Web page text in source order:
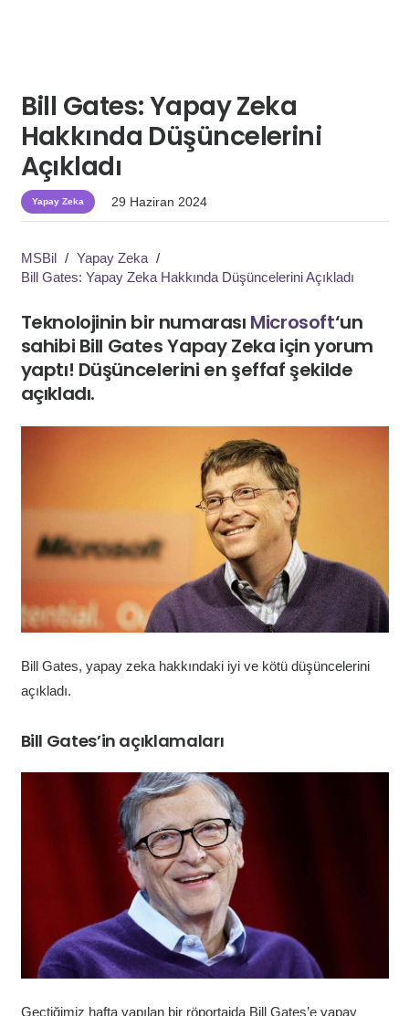
Bill Gates: Yapay Zeka
Hakkında Düşüncelerini
Açıkladı
Yapay Zeka 29 Haziran 2024
MSBil / Yapay Zeka /
Bill Gates: Yapay Zeka Hakkında Düşüncelerini Açıkladı
Teknolojinin bir numarası Microsoft‘un
sahibi Bill Gates Yapay Zeka için yorum
yaptı! Düşüncelerini en şeffaf şekilde
açıkladı.
Bill Gates, yapay zeka hakkındaki iyi ve kötü düşüncelerini
açıkladı.
Bill Gates’in açıklamaları
Geçtiğimiz hafta yapılan bir röportajda Bill Gates’e yapay